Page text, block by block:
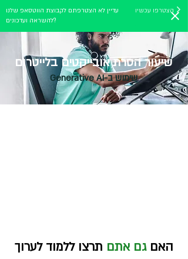
עדיין לא הצטרפתם לקבוצת הווטסאפ שלנו
להשראה ועדכונים?
שיעור הסרת אובייקטים בלייטרום
שימוש ב-Generative AI
האםגם אתם תרצו ללמוד לערוך